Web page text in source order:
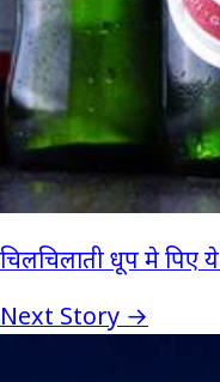
चिलचिलाती धूप मे पिए
Next Story →